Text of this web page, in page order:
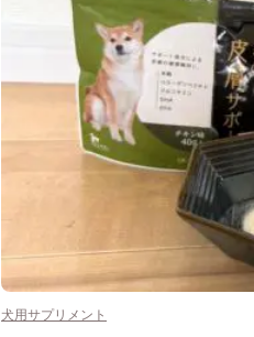
犬用サプリメント